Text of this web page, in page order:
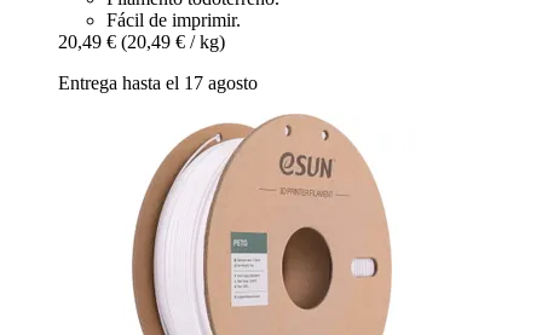
Fácil de imprimir.
20,49 € (20,49 € / kg)
Entrega hasta el 17 agosto